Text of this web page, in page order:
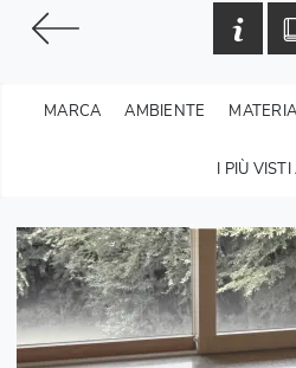
MARCA AMBIENTE
I PIÙ VISTI